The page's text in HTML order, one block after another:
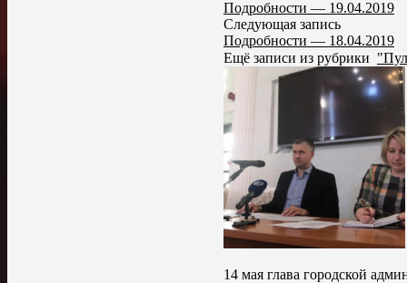
Подробности — 19.04.2019
Следующая запись
Подробности — 18.04.2019
Ещё записи из рубрики
14 мая глава городской